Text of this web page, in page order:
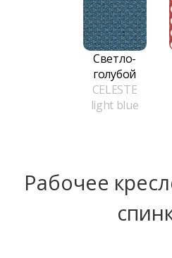
Светло-
голубой
CELESTE
light blue
Рабочее